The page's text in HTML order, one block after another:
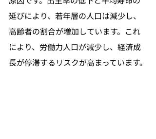
延びにより、若年層の人口は減少し、
高齢者の割合が増加しています。これ
により、労働力人口が減少し、経済成
長が停滞するリスクが高まっています。